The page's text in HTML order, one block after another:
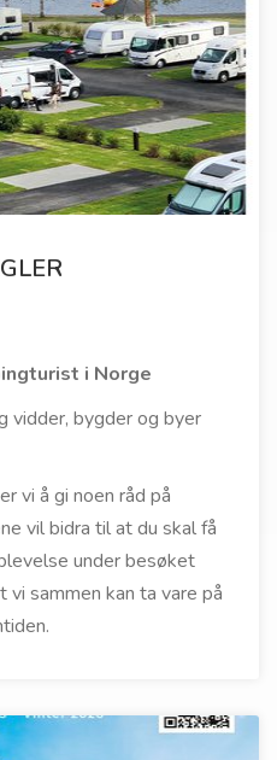
i Norge
vidder, bygder og byer
vi å gi noen råd på
vil bidra til at du skal få
under besøket
sammen kan ta vare på